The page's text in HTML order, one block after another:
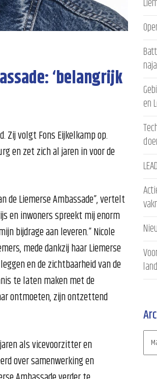
‘belangrijk
Zij volgt Fons Eijkelkamp op.
en zet zich al jaren in voor de
de Liemerse Ambassade”, vertelt
en inwoners spreekt mij enorm
bijdrage aan leveren.” Nicole
mede dankzij haar Liemerse
en de zichtbaarheid van de
te laten maken met de
ontmoeten, zijn ontzettend
als vicevoorzitter en
over samenwerking en
en